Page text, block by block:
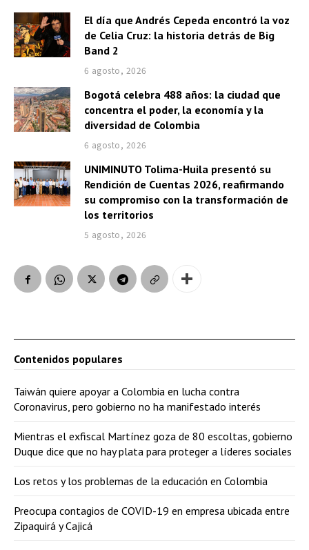
a
u
d
o
El día que Andrés Cepeda encontró la voz
de Celia Cruz: la historia detrás de Big
Band 2
6 agosto, 2026
Bogotá celebra 488 años: la ciudad que
concentra el poder, la economía y la
diversidad de Colombia
6 agosto, 2026
UNIMINUTO Tolima-Huila presentó su
Rendición de Cuentas 2026, reafirmando
su compromiso con la transformación de
los territorios
5 agosto, 2026
Contenidos populares
Taiwán quiere apoyar a Colombia en lucha contra
Coronavirus, pero gobierno no ha manifestado interés
Mientras el exfiscal Martínez goza de 80 escoltas, gobierno
Duque dice que no hay plata para proteger a líderes sociales
Los retos y los problemas de la educación en Colombia
Preocupa contagios de COVID-19 en empresa ubicada entre
Zipaquirá y Cajicá